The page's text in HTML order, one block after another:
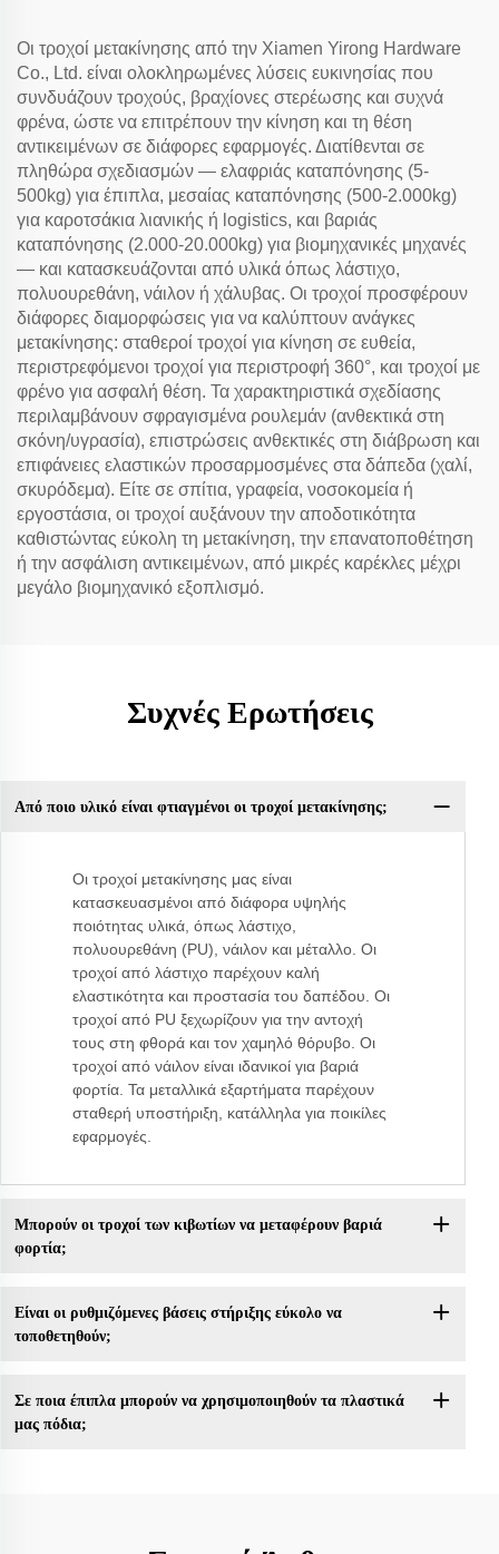
Οι τροχοί μετακίνησης από την Xiamen Yirong Hardware
Co., Ltd. είναι ολοκληρωμένες λύσεις ευκινησίας που
συνδυάζουν τροχούς, βραχίονες στερέωσης και συχνά
φρένα, ώστε να επιτρέπουν την κίνηση και τη θέση
αντικειμένων σε διάφορες εφαρμογές. Διατίθενται σε
πληθώρα σχεδιασμών — ελαφριάς καταπόνησης (5-
500kg) για έπιπλα, μεσαίας καταπόνησης (500-2.000kg)
για καροτσάκια λιανικής ή logistics, και βαριάς
καταπόνησης (2.000-20.000kg) για βιομηχανικές μηχανές
— και κατασκευάζονται από υλικά όπως λάστιχο,
πολυουρεθάνη, νάιλον ή χάλυβας. Οι τροχοί προσφέρουν
διάφορες διαμορφώσεις για να καλύπτουν ανάγκες
μετακίνησης: σταθεροί τροχοί για κίνηση σε ευθεία,
περιστρεφόμενοι τροχοί για περιστροφή 360°, και τροχοί με
φρένο για ασφαλή θέση. Τα χαρακτηριστικά σχεδίασης
περιλαμβάνουν σφραγισμένα ρουλεμάν (ανθεκτικά στη
σκόνη/υγρασία), επιστρώσεις ανθεκτικές στη διάβρωση και
επιφάνειες ελαστικών προσαρμοσμένες στα δάπεδα (χαλί,
σκυρόδεμα). Είτε σε σπίτια, γραφεία, νοσοκομεία ή
εργοστάσια, οι τροχοί αυξάνουν την αποδοτικότητα
καθιστώντας εύκολη τη μετακίνηση, την επανατοποθέτηση
ή την ασφάλιση αντικειμένων, από μικρές καρέκλες μέχρι
μεγάλο βιομηχανικό εξοπλισμό.
Συχνές Ερωτήσεις
Από ποιο υλικό είναι φτιαγμένοι οι τροχοί μετακίνησης;
Οι τροχοί μετακίνησης μας είναι
κατασκευασμένοι από διάφορα υψηλής
ποιότητας υλικά, όπως λάστιχο,
πολυουρεθάνη (PU), νάιλον και μέταλλο. Οι
τροχοί από λάστιχο παρέχουν καλή
ελαστικότητα και προστασία του δαπέδου. Οι
τροχοί από PU ξεχωρίζουν για την αντοχή
τους στη φθορά και τον χαμηλό θόρυβο. Οι
τροχοί από νάιλον είναι ιδανικοί για βαριά
φορτία. Τα μεταλλικά εξαρτήματα παρέχουν
σταθερή υποστήριξη, κατάλληλα για ποικίλες
εφαρμογές.
Μπορούν οι τροχοί των κιβωτίων να μεταφέρουν βαριά
φορτία;
Είναι οι ρυθμιζόμενες βάσεις στήριξης εύκολο να
τοποθετηθούν;
Σε ποια έπιπλα μπορούν να χρησιμοποιηθούν τα πλαστικά
μας πόδια;